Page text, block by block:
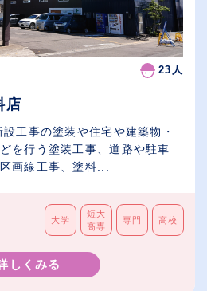
23人
店
工事の塗装や住宅や建築物・
を行う塗装工事、道路や駐車
画線工事、塗料...
大学
短大
高専
専門 高校
しくみる